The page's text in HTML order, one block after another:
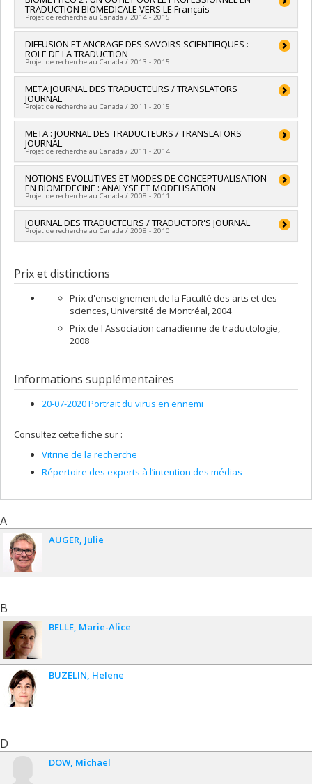
coll, revues etc...)
Co-chercheurs :Pier-Pascale Boulanger,Marco Fiola
Sources de financement :
Programmes de subvention :PV152160-Subvention
Connexion
TRADUCTION BIOMEDICALE VERS LE Français
Projet de recherche au Canada / 2014 - 2015
Chercheur principal :Sylvie Vandaele
Sources de financement :Université de Montréal
Programmes de subvention :
DIFFUSION ET ANCRAGE DES SAVOIRS SCIENTIFIQUES :
ROLE DE LA TRADUCTION
Projet de recherche au Canada / 2013 - 2015
Chercheur principal :Sylvie Vandaele
Sources de financement :CRSH/Conseil de recherches en
sciences humaines du Canada
institutionnelle du CRSH - Petites subventions
META:JOURNAL DES TRADUCTEURS / TRANSLATORS
JOURNAL
Projet de recherche au Canada / 2011 - 2015
Chercheur principal : Sylvie Vandaele
META : JOURNAL DES TRADUCTEURS / TRANSLATORS
JOURNAL
Projet de recherche au Canada / 2011 - 2014
Chercheur principal : Sylvie Vandaele
Co-chercheurs :André Clas (In memoriam),Georges Bastin
Jeanne Dancette
Sue
Ellen Wright,Louis Jolicoeur
Sources de financement :FRQSC/Fonds de recherche du
publication de revues et de transfert de connaissance (conf,
NOTIONS EVOLUTIVES ET MODES DE CONCEPTUALISATION
EN BIOMEDECINE : ANALYSE ET MODELISATION
Projet de recherche au Canada / 2008 - 2011
Chercheur principal :Sylvie Vandaele
JOURNAL DES TRADUCTEURS / TRADUCTOR'S JOURNAL
Projet de recherche au Canada / 2008 - 2010
Prix et distinctions
Prix d'enseignement de la Faculté des arts et des
sciences, Université de Montréal, 2004
Prix de l'Association canadienne de traductologie,
2008
Informations supplémentaires
20-07-2020 Portrait du virus en ennemi
Consultez cette fiche sur :
Vitrine de la recherche
Répertoire des experts à l’intention des médias
A
AUGER Julie
B
BELLE Marie-Alice
BUZELIN Helene
D
DOW Michael